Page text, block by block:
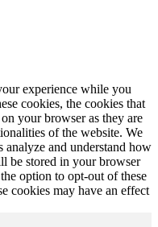
experience while you
cookies, the cookies that
your browser as they are
of the website. We
analyze and understand how
be stored in your browser
option to opt-out of these
cookies may have an effect